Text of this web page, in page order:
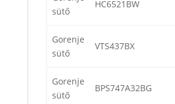
sütő
HC6521BW
Gorenje
sütő
VTS437BX
Gorenje
sütő
BPS747A32BG